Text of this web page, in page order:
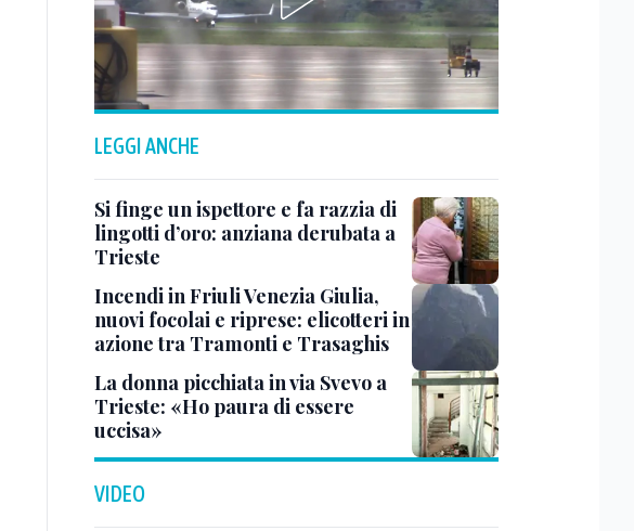
LEGGI ANCHE
Si finge un ispettore e fa razzia di
lingotti d’oro: anziana derubata a
Trieste
Incendi in Friuli Venezia Giulia,
nuovi focolai e riprese: elicotteri in
azione tra Tramonti e Trasaghis
La donna picchiata in via Svevo a
Trieste: «Ho paura di essere
uccisa»
VIDEO